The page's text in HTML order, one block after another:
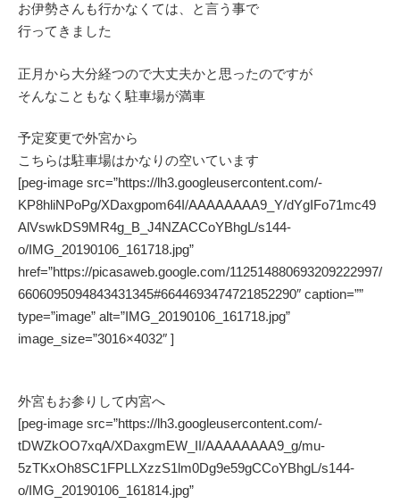
お伊勢さんも行かなくては、と言う事で
行ってきました
正月から大分経つので大丈夫かと思ったのですが
そんなこともなく駐車場が満車
予定変更で外宮から
こちらは駐車場はかなりの空いています
[peg-image src=”https://lh3.googleusercontent.com/-
KP8hliNPoPg/XDaxgpom64I/AAAAAAAA9_Y/dYgIFo71mc49
AlVswkDS9MR4g_B_J4NZACCoYBhgL/s144-
o/IMG_20190106_161718.jpg”
href=”https://picasaweb.google.com/112514880693209222997/
6606095094843431345#6644693474721852290″ caption=””
type=”image” alt=”IMG_20190106_161718.jpg”
image_size=”3016×4032″ ]
外宮もお参りして内宮へ
[peg-image src=”https://lh3.googleusercontent.com/-
tDWZkOO7xqA/XDaxgmEW_II/AAAAAAAA9_g/mu-
5zTKxOh8SC1FPLLXzzS1lm0Dg9e59gCCoYBhgL/s144-
o/IMG_20190106_161814.jpg”